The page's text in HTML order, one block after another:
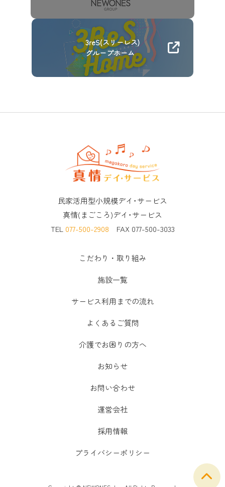
3reS(スリーレス)
グループホーム
民家活用型小規模デイ･サービス
真情(まごころ)デイ･サービス
TEL 077-500-2908 FAX 077-500-3033
こだわり・取り組み
施設一覧
サービス利用までの流れ
よくあるご質問
介護でお困りの方へ
お知らせ
お問い合わせ
運営会社
採用情報
プライバシーポリシー